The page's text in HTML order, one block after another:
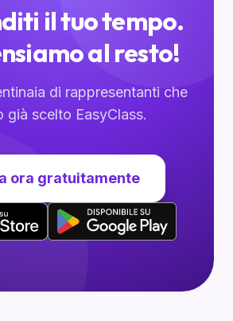
il tuo tempo.
al resto!
di rappresentanti che
già scelto EasyClass.
ora gratuitamente